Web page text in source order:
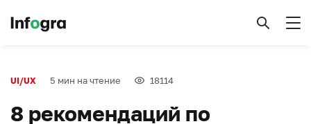
UI/UX 5 мин на чтение 18114
8 рекомендаций по